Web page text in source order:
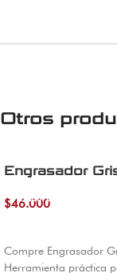
Otros
Engrasador
$46.000
Añadir al carrito
Compre Engrasador
Herramienta práctica